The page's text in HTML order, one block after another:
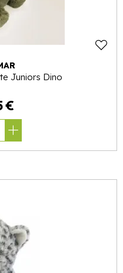
Juniors Dino
€